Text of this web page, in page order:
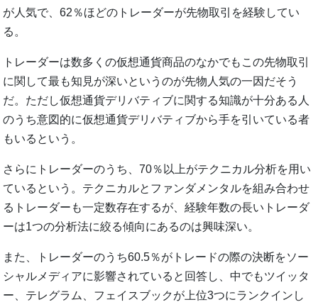
が人気で、62％ほどのトレーダーが先物取引を経験してい
る。
トレーダーは数多くの仮想通貨商品のなかでもこの先物取引
に関して最も知見が深いというのが先物人気の一因だそう
だ。ただし仮想通貨デリバティブに関する知識が十分ある人
のうち意図的に仮想通貨デリバティブから手を引いている者
もいるという。
さらにトレーダーのうち、70％以上がテクニカル分析を用い
ているという。テクニカルとファンダメンタルを組み合わせ
るトレーダーも一定数存在するが、経験年数の長いトレーダ
ーは1つの分析法に絞る傾向にあるのは興味深い。
また、トレーダーのうち60.5％がトレードの際の決断をソー
シャルメディアに影響されていると回答し、中でもツイッタ
ー、テレグラム、フェイスブックが上位3つにランクインし